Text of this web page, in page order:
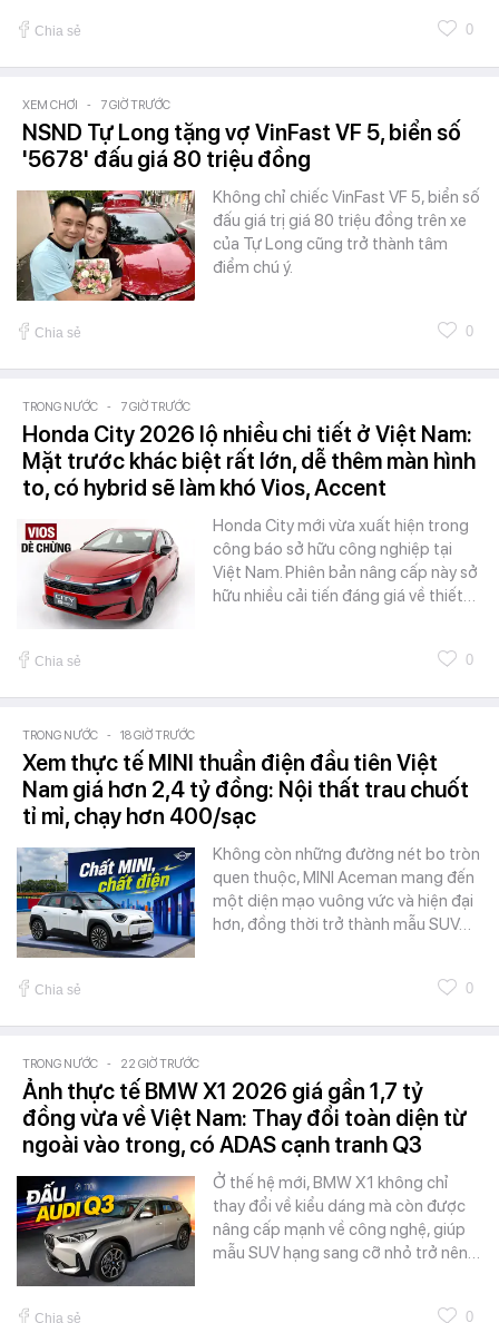
Chia sẻ 0
XEM CHƠI - 7 GIỜ TRƯỚC
NSND Tự Long tặng vợ VinFast VF 5, biển số
'5678' đấu giá 80 triệu đồng
Không chỉ chiếc VinFast VF 5, biển số
đấu giá trị giá 80 triệu đồng trên xe
của Tự Long cũng trở thành tâm
điểm chú ý.
Chia sẻ 0
TRONG NƯỚC - 7 GIỜ TRƯỚC
Honda City 2026 lộ nhiều chi tiết ở Việt Nam:
Mặt trước khác biệt rất lớn, dễ thêm màn hình
to, có hybrid sẽ làm khó Vios, Accent
Honda City mới vừa xuất hiện trong
công báo sở hữu công nghiệp tại
Việt Nam. Phiên bản nâng cấp này sở
hữu nhiều cải tiến đáng giá về thiết…
Chia sẻ 0
TRONG NƯỚC - 18 GIỜ TRƯỚC
Xem thực tế MINI thuần điện đầu tiên Việt
Nam giá hơn 2,4 tỷ đồng: Nội thất trau chuốt
tỉ mỉ, chạy hơn 400/sạc
Không còn những đường nét bo tròn
quen thuộc, MINI Aceman mang đến
một diện mạo vuông vức và hiện đại
hơn, đồng thời trở thành mẫu SUV…
Chia sẻ 0
TRONG NƯỚC - 22 GIỜ TRƯỚC
Ảnh thực tế BMW X1 2026 giá gần 1,7 tỷ
đồng vừa về Việt Nam: Thay đổi toàn diện từ
ngoài vào trong, có ADAS cạnh tranh Q3
Ở thế hệ mới, BMW X1 không chỉ
thay đổi về kiểu dáng mà còn được
nâng cấp mạnh về công nghệ, giúp
mẫu SUV hạng sang cỡ nhỏ trở nên…
Chia sẻ 0